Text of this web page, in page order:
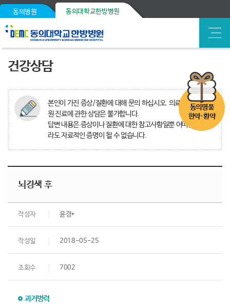
동의병원 동의대학교한방병원
동의명품
한약·환약
건강상담
본인이 가진 증상/질환에 대해 문의 하십시오. 의료분쟁, 타병
원 진료에 관한 상담은 불가합니다.
답변 내용은 증상이나 질환에 대한 참고사항일뿐 어떠한 경우
라도 자료적인 증명이 될 수 없습니다.
뇌경색 후
작성자 윤경*
작성일 2018-05-25
조회수 7002
과거병력